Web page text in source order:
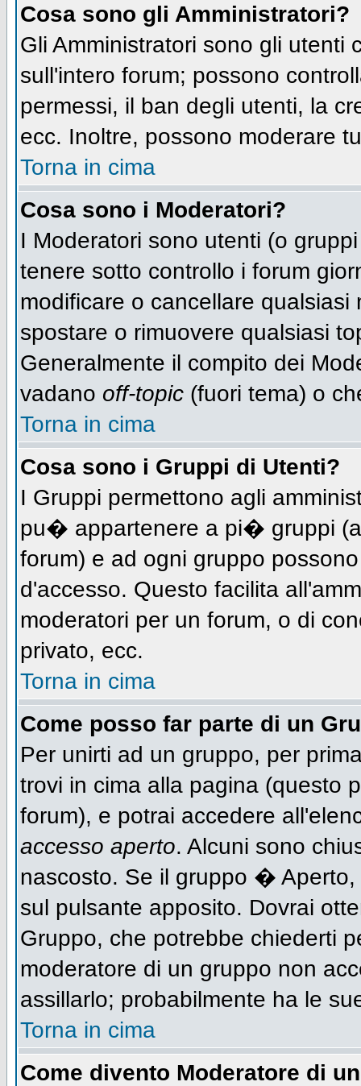
Cosa sono gli Amministratori?
Gli Amministratori sono gli
sull'intero forum; possono
permessi, il ban degli utenti, la
ecc. Inoltre, possono moderare
Torna in cima
Cosa sono i Moderatori?
I Moderatori sono utenti (o
tenere sotto controllo i forum
modificare o cancellare
spostare o rimuovere qualsiasi
Generalmente il compito dei
vadano off-topic (fuori tema) o
Torna in cima
Cosa sono i Gruppi di Utenti?
I Gruppi permettono agli
pu� appartenere a pi� gruppi
forum) e ad ogni gruppo
d'accesso. Questo facilita
moderatori per un forum, o di
privato, ecc.
Torna in cima
Come posso far parte di un
Per unirti ad un gruppo, per
trovi in cima alla pagina (questo
forum), e potrai accedere
accesso aperto. Alcuni sono
nascosto. Se il gruppo �
sul pulsante apposito. Dovrai
Gruppo, che potrebbe chiederti
moderatore di un gruppo non
assillarlo; probabilmente ha le
Torna in cima
Come divento Moderatore di